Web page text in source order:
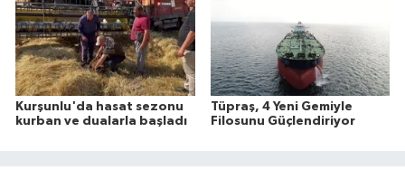
Kurşunlu'da hasat sezonu
kurban ve dualarla başladı
Tüpraş, 4 Yeni Gemiyle
Filosunu Güçlendiriyor